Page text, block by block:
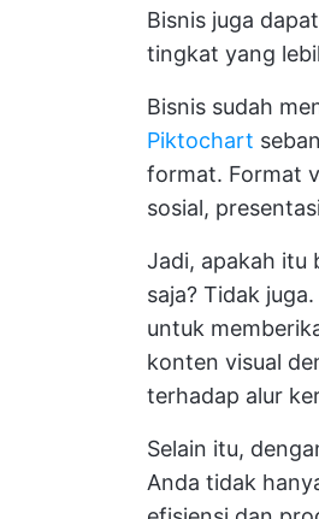
Bisnis juga
tingkat yang
Bisnis sudah
Piktochart
format. Format
sosial,
Jadi, apakah itu
saja? Tidak
untuk
konten visual
terhadap alur
Selain itu,
Anda tidak